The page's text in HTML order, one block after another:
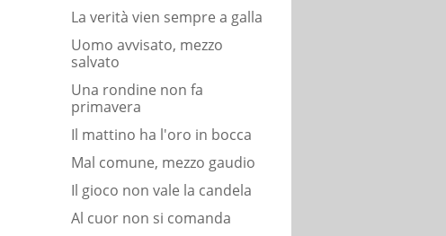
La verità vien sempre a galla
Uomo avvisato, mezzo
salvato
Una rondine non fa
primavera
Il mattino ha l'oro in bocca
Mal comune, mezzo gaudio
Il gioco non vale la candela
Al cuor non si comanda